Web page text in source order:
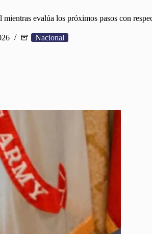
evalúa los próximos pasos con
Nacional